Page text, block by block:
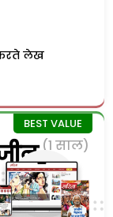
लेख
(1 साल)